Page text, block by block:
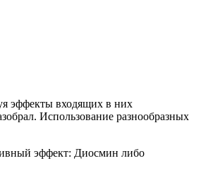
эффекты входящих в них
Использование разнообразных
эффект: Диосмин либо